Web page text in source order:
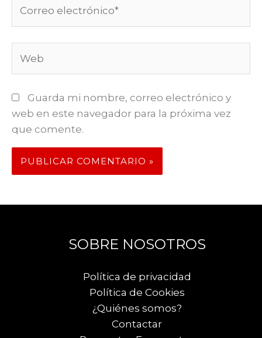
electrónico*
Guarda mi nombre, correo electrónico y
web en este navegador para la próxima vez
que comente.
SOBRE NOSOTROS
Política de privacidad
Política de Cookies
¿Quiénes somos?
Contactar